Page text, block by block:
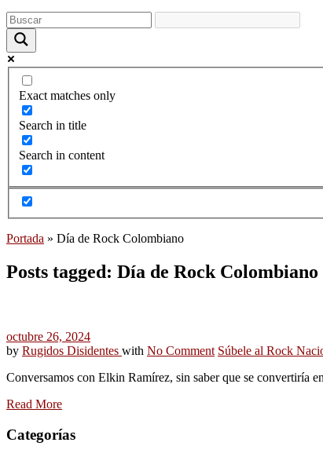
Exact matches only
Search in title
Search in content
Portada » Día de Rock Colombiano
Posts tagged: Día de Rock Colombiano
octubre 26, 2024
by Rugidos Disidentes with No Comment Súbele al Rock
Conversamos con Elkin Ramírez, sin saber que se convertiría
Read More
Categorías